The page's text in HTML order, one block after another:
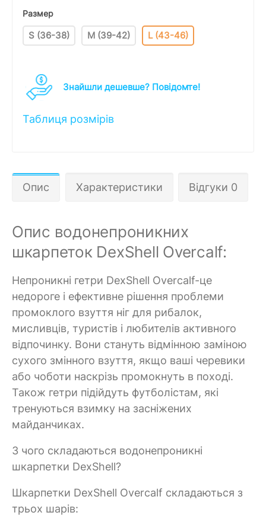
Размер
S (36-38) M (39-42) L (43-46)
Знайшли дешевше? Повідомте!
Таблиця розмірів
Опис Характеристики Відгуки 0
Опис водонепроникних
шкарпеток DexShell Overcalf:
Непроникні гетри DexShell Overcalf-це
недороге і ефективне рішення проблеми
промоклого взуття ніг для рибалок,
мисливців, туристів і любителів активного
відпочинку. Вони стануть відмінною заміною
сухого змінного взуття, якщо ваші черевики
або чоботи наскрізь промокнуть в поході.
Також гетри підійдуть футболістам, які
тренуються взимку на засніжених
майданчиках.
З чого складаються водонепроникні
шкарпетки DexShell?
Шкарпетки DexShell Overcalf складаються з
трьох шарів: